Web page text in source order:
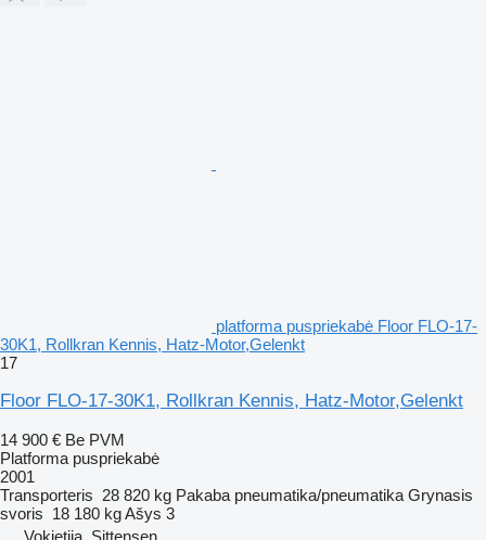
platforma puspriekabė Floor FLO-17-
30K1, Rollkran Kennis, Hatz-Motor,Gelenkt
17
Floor FLO-17-30K1, Rollkran Kennis, Hatz-Motor,Gelenkt
14 900 € Be PVM
Platforma puspriekabė
2001
Transporteris 28 820 kg Pakaba pneumatika/pneumatika Grynasis
svoris 18 180 kgAšys 3
Vokietija, Sittensen